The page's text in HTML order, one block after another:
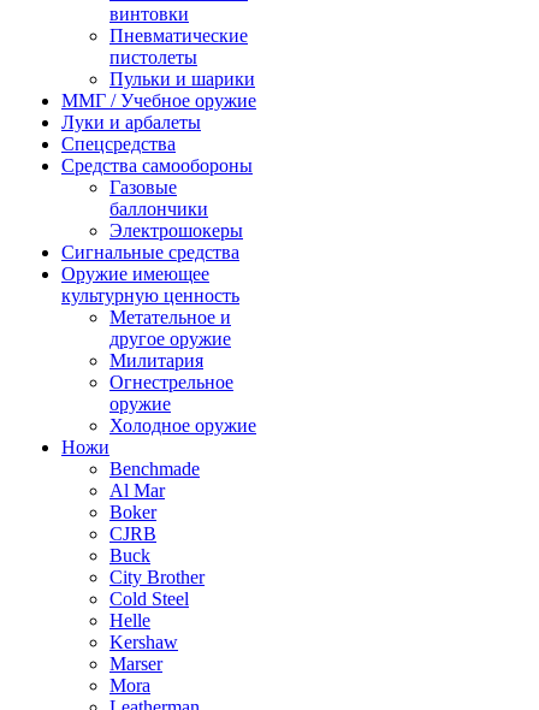
винтовки
Пневматические
пистолеты
Пульки и шарики
ММГ / Учебное оружие
Луки и арбалеты
Спецсредства
Средства самообороны
Газовые
баллончики
Электрошокеры
Сигнальные средства
Оружие имеющее
культурную ценность
Метательное и
другое оружие
Милитария
Огнестрельное
оружие
Холодное оружие
Ножи
Benchmade
Al Mar
Boker
CJRB
Buck
City Brother
Cold Steel
Helle
Kershaw
Marser
Mora